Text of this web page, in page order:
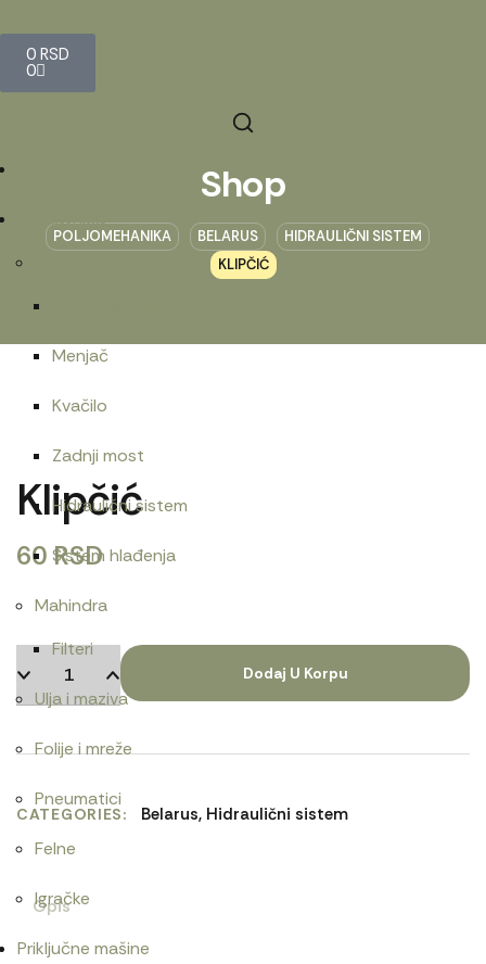
0 RSD
0
Prodavnica
Menjač
Kvačilo
Zadnji most
Hidraulični sistem
Sistem hlađenja
Mahindra
Filteri
Ulja i maziva
Folije i mreže
Pneumatici
Felne
Igračke
Priključne mašine
Shop
POLJOMEHANIKA BELARUS
HIDRAULIČNI SISTEM
KLIPČIĆ
Klipčić
60RSD
Dodaj U Korpu
CATEGORIES Belarus, Hidraulični sistem
Opis